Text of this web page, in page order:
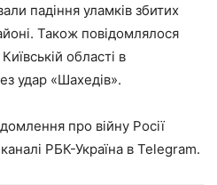
падіння уламків збитих
Також повідомлялося
області в
удар «Шахедів».
про війну Росії
РБК-Україна в Telegram.